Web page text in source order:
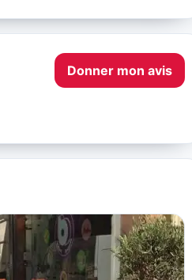
Donner mon avis